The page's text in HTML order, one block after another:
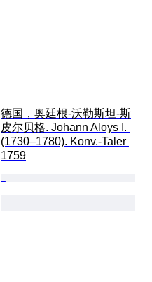
德国，奥廷根-沃勒斯坦-斯
皮尔贝格. Johann Aloys I.
(1730–1780). Konv.-Taler
1759